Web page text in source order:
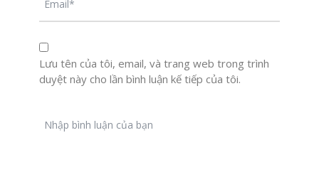
Lưu tên của tôi, email, và trang web trong trình
duyệt này cho lần bình luận kế tiếp của tôi.